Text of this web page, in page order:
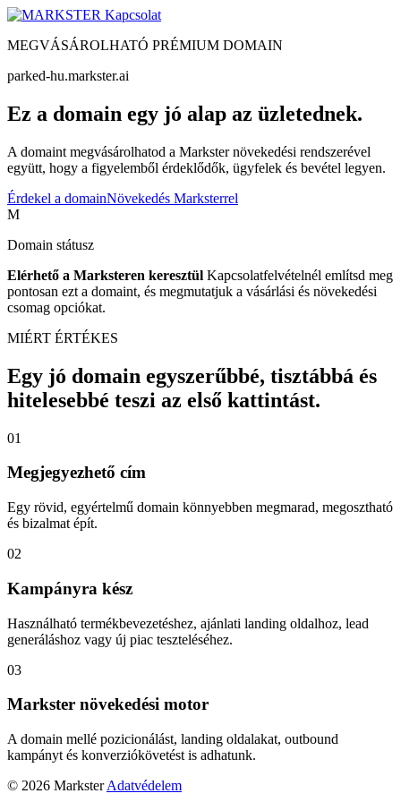
Kapcsolat
MEGVÁSÁROLHATÓ PRÉMIUM DOMAIN
parked-hu.markster.ai
Ez a domain egy jó alap az üzletednek.
A domaint megvásárolhatod a Markster növekedési rendszerével
együtt, hogy a figyelemből érdeklődők, ügyfelek és bevétel legyen.
Érdekel a domainNövekedés Marksterrel
M
Domain státusz
Elérhető a Marksteren keresztül Kapcsolatfelvételnél említsd meg
pontosan ezt a domaint, és megmutatjuk a vásárlási és növekedési
csomag opciókat.
MIÉRT ÉRTÉKES
Egy jó domain egyszerűbbé, tisztábbá és
hitelesebbé teszi az első kattintást.
01
Megjegyezhető cím
Egy rövid, egyértelmű domain könnyebben megmarad, megosztható
és bizalmat épít.
02
Kampányra kész
Használható termékbevezetéshez, ajánlati landing oldalhoz, lead
generáláshoz vagy új piac teszteléséhez.
03
Markster növekedési motor
A domain mellé pozicionálást, landing oldalakat, outbound
kampányt és konverziókövetést is adhatunk.
© 2026 Markster Adatvédelem